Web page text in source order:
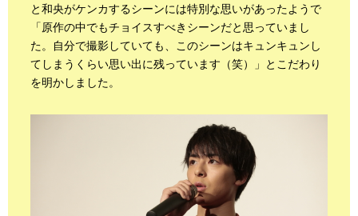
と和央がケンカするシーンには特別な思いがあったようで
「原作の中でもチョイスすべきシーンだと思っていまし
た。自分で撮影していても、このシーンはキュンキュンし
てしまうくらい思い出に残っています（笑）」とこだわり
を明かしました。